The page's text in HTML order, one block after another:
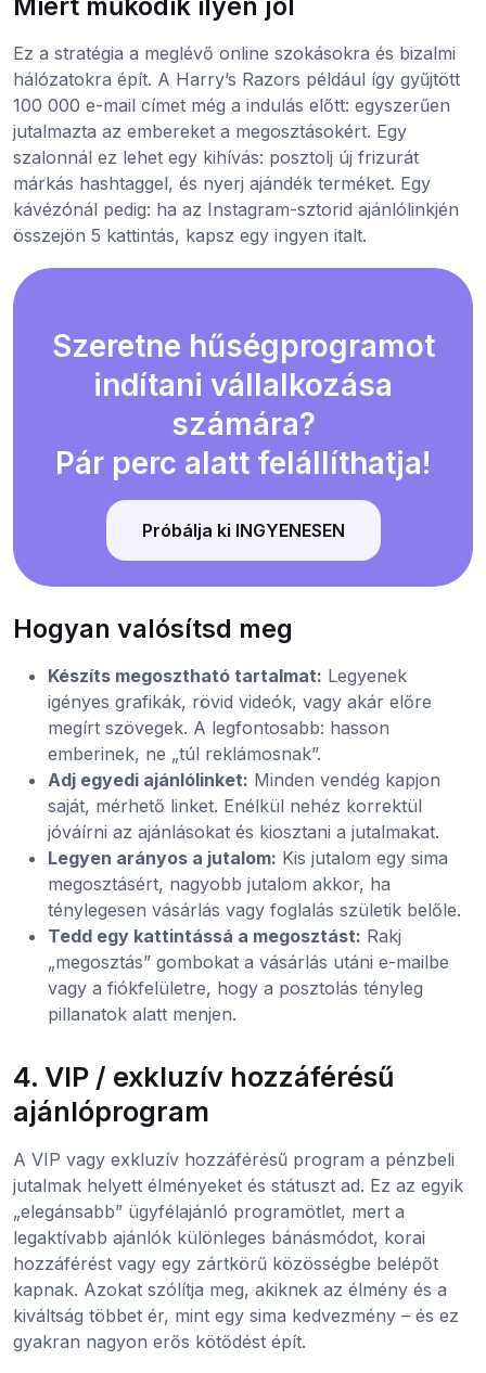
Ez a stratégia a meglévő online szokásokra és bizalmi
hálózatokra épít. A Harry’s Razors például így gyűjtött
100 000 e-mail címet még a indulás előtt: egyszerűen
jutalmazta az embereket a megosztásokért. Egy
szalonnál ez lehet egy kihívás: posztolj új frizurát
márkás hashtaggel, és nyerj ajándék terméket. Egy
kávézónál pedig: ha az Instagram-sztorid ajánlólinkjén
összejön 5 kattintás, kapsz egy ingyen italt.
Szeretne hűségprogramot
indítani vállalkozása
számára?
Pár perc alatt felállíthatja!
Próbálja ki INGYENESEN
Hogyan valósítsd meg
Készíts megosztható tartalmat: Legyenek
igényes grafikák, rövid videók, vagy akár előre
megírt szövegek. A legfontosabb: hasson
emberinek, ne „túl reklámosnak”.
Adj egyedi ajánlólinket: Minden vendég kapjon
saját, mérhető linket. Enélkül nehéz korrektül
jóváírni az ajánlásokat és kiosztani a jutalmakat.
Legyen arányos a jutalom: Kis jutalom egy sima
megosztásért, nagyobb jutalom akkor, ha
ténylegesen vásárlás vagy foglalás születik belőle.
Tedd egy kattintássá a megosztást: Rakj
„megosztás” gombokat a vásárlás utáni e-mailbe
vagy a fiókfelületre, hogy a posztolás tényleg
pillanatok alatt menjen.
4. VIP / exkluzív hozzáférésű
ajánlóprogram
A VIP vagy exkluzív hozzáférésű program a pénzbeli
jutalmak helyett élményeket és státuszt ad. Ez az egyik
„elegánsabb” ügyfélajánló programötlet, mert a
legaktívabb ajánlók különleges bánásmódot, korai
hozzáférést vagy egy zártkörű közösségbe belépőt
kapnak. Azokat szólítja meg, akiknek az élmény és a
kiváltság többet ér, mint egy sima kedvezmény – és ez
gyakran nagyon erős kötődést épít.